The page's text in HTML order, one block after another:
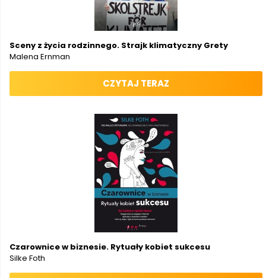
Sceny z życia rodzinnego. Strajk klimatyczny Grety
Malena Ernman
CZYTAJ TERAZ
Czarownice w biznesie. Rytuały kobiet sukcesu
Silke Foth